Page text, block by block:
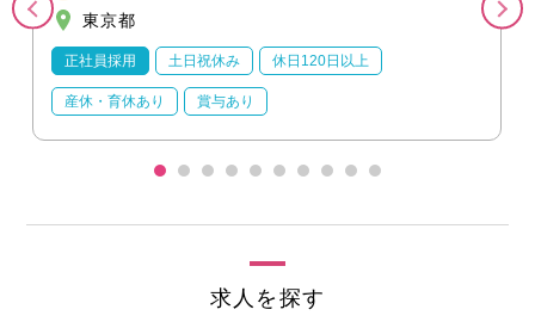
東京都
正社員採用 土日祝休み 休日120日以上
産休・育休あり 賞与あり
求人を探す